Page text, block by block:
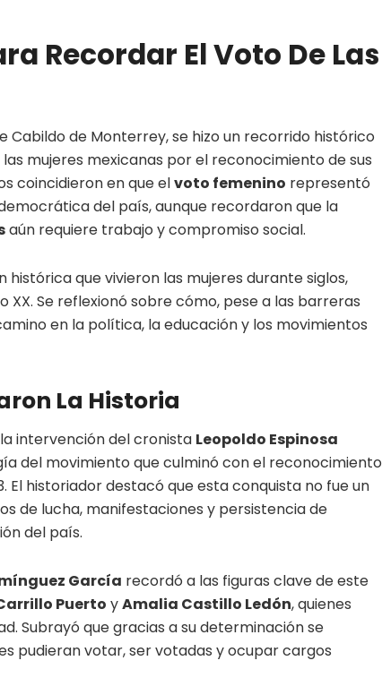
Recordar El Voto De Las
Cabildo de Monterrey, se hizo un recorrido histórico
mujeres mexicanas por el reconocimiento de sus
coincidieron en que elvoto femenino representó
del país, aunque recordaron que la
aún requiere trabajo y compromiso social.
que vivieron las mujeres durante siglos,
XX. Se reflexionó sobre cómo, pese a las barreras
en la política, la educación y los movimientos
La Historia
intervención del cronista Leopoldo Espinosa
del movimiento que culminó con el reconocimiento
El historiador destacó que esta conquista no fue un
de lucha, manifestaciones y persistencia de
del país.
García recordó a las figuras clave de este
Puerto yAmalia Castillo Ledón, quienes
Subrayó que gracias a su determinación se
pudieran votar, ser votadas y ocupar cargos